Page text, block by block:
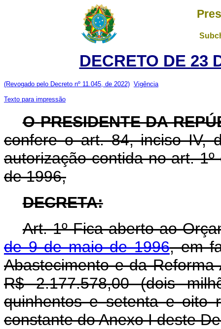
DECRETO DE 23
(Revogado pelo Decreto nº 11.045, de 2022) Vigência
Texto para impressão
O PRESIDENTE DA
confere o art. 84, inciso IV,
autorização contida no art.
de 1996,
DECRETA:
Art. 1º Fica aberto ao
de 9 de maio de 1996, em
Abastecimento e da
R$ 2.177.578,00 (dois
quinhentos e setenta e oito
constante do Anexo I deste